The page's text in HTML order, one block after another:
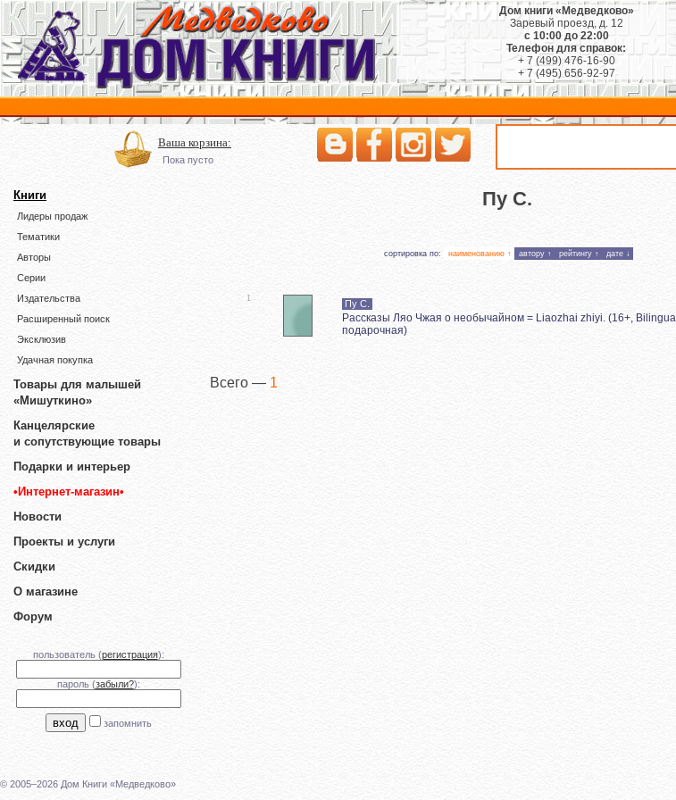
Дом книги «Медведково»
Заревый проезд, д. 12
с 10:00 до 22:00
Телефон для справок:
+ 7 (499) 476-16-90
+ 7 (495) 656-92-97
Ваша корзина:
Пока пусто
Книги
Лидеры продаж
Тематики
Авторы
Серии
Издательства
Расширенный поиск
Эксклюзив
Удачная покупка
Товары для малышей
«Мишуткино»
Канцелярские
и сопутствующие товары
Подарки и интерьер
•Интернет-магазин•
Новости
Проекты и услуги
Скидки
О магазине
Форум
пользователь (регистрация):
пароль (забыли?):
запомнить
© 2005–2026 Дом Книги «Медведково»
Пу С.
сортировка по: наименованию ↑ автору ↑ рейтингу ↑ дате ↓
1 Пу С.
Рассказы Ляо Чжая о необычайном = Liаozhаi zhiyi. (16+, Bilingua
подарочная)
Всего — 1